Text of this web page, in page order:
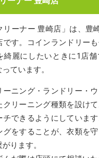
リーナー 豊崎店」は、豊
です。コインランドリー
綺麗にしたいときに1店
ています。
ーニング・ランドリー・
クリーニング種類を設け
チできるようにしていま
グをすることが、衣類を
ります。